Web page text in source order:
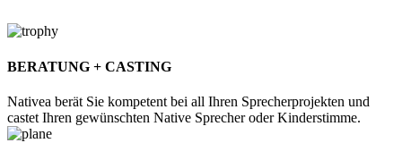
BERATUNG + CASTING
Nativea berät Sie kompetent bei all Ihren Sprecherprojekten und
castet Ihren gewünschten Native Sprecher oder Kinderstimme.